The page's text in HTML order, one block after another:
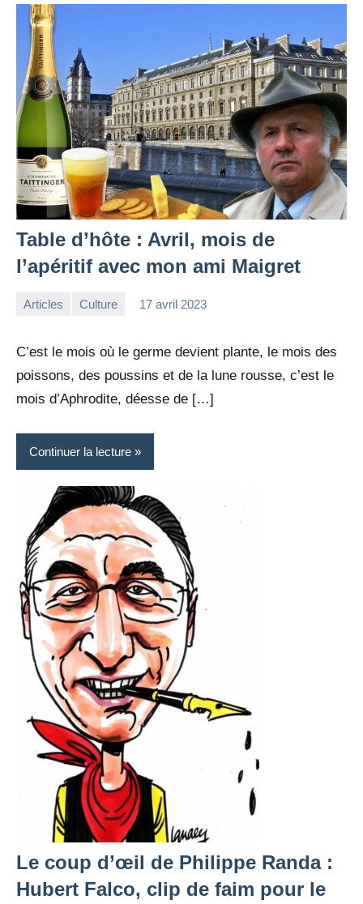
Table d’hôte : Avril, mois de
l’apéritif avec mon ami Maigret
Articles Culture 17 avril 2023
C’est le mois où le germe devient plante, le mois des
poissons, des poussins et de la lune rousse, c’est le
mois d’Aphrodite, déesse de […]
Continuer la lecture
Le coup d’œil de Philippe Randa :
Hubert Falco, clip de faim pour le